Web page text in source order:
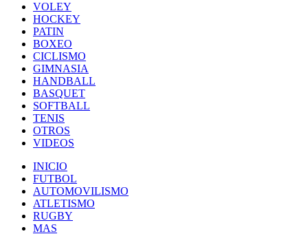
VOLEY
HOCKEY
PATIN
BOXEO
CICLISMO
GIMNASIA
HANDBALL
BASQUET
SOFTBALL
TENIS
OTROS
VIDEOS
INICIO
FUTBOL
AUTOMOVILISMO
ATLETISMO
RUGBY
MAS